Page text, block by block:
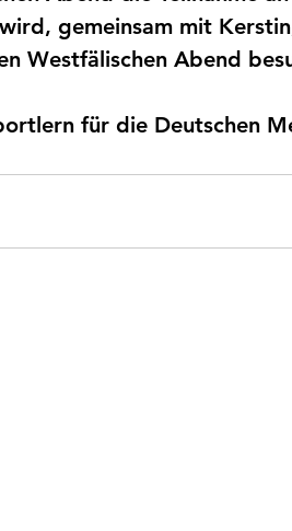
gemeinsam mit
Westfälischen Abend
für die Deutschen